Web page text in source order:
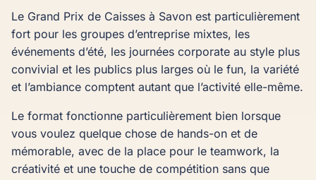
Le Grand Prix de Caisses à Savon est particulièrement
fort pour les groupes d’entreprise mixtes, les
événements d’été, les journées corporate au style plus
convivial et les publics plus larges où le fun, la variété
et l’ambiance comptent autant que l’activité elle-même.
Le format fonctionne particulièrement bien lorsque
vous voulez quelque chose de hands-on et de
mémorable, avec de la place pour le teamwork, la
créativité et une touche de compétition sans que